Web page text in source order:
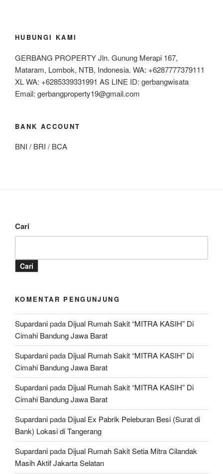
HUBUNGI KAMI
GERBANG PROPERTY Jln. Gunung Merapi 167,
Mataram, Lombok, NTB, Indonesia. WA: +6287777379111
XL WA: +6285339331991 AS LINE ID: gerbangwisata
Email: gerbangproperty19@gmail.com
BANK ACCOUNT
BNI / BRI / BCA
Cari
Cari
KOMENTAR PENGUNJUNG
Supardanipada Dijual Rumah Sakit “MITRA KASIH” Di
Cimahi Bandung Jawa Barat
Supardanipada Dijual Rumah Sakit “MITRA KASIH” Di
Cimahi Bandung Jawa Barat
Supardanipada Dijual Rumah Sakit “MITRA KASIH” Di
Cimahi Bandung Jawa Barat
Supardanipada Dijual Ex Pabrik Peleburan Besi (Surat di
Bank) Lokasi di Tangerang
Supardanipada Dijual Rumah Sakit Setia Mitra Cilandak
Masih Aktif Jakarta Selatan